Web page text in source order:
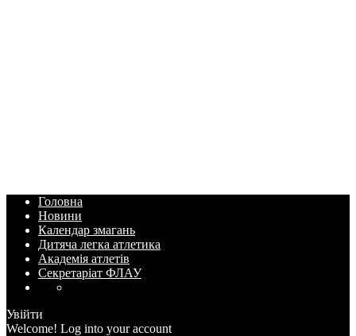
Головна
Новини
Календар змагань
Дитяча легка атлетика
Академія атлетів
Секретаріат ФЛАУ
Увійти
Welcome! Log into your account